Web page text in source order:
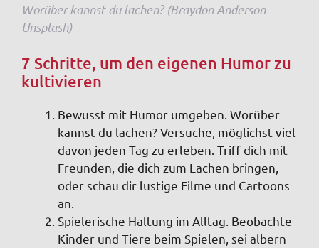
Worüber kannst du lachen? (Braydon Anderson –
Unsplash)
7 Schritte, um den eigenen Humor zu
kultivieren
Bewusst mit Humor umgeben . Worüber
kannst du lachen? Versuche, möglichst viel
davon jeden Tag zu erleben. Triff dich mit
Freunden, die dich zum Lachen bringen,
oder schau dir lustige Filme und Cartoons
an.
Spielerische Haltung im Alltag. Beobachte
Kinder und Tiere beim Spielen, sei albern